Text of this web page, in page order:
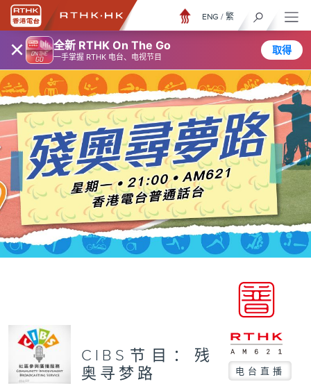
× 全新 RTHK On The Go
一手掌握 RTHK 电台、电视节目
取得
ENG / 繁
CIBS节目：残
奥寻梦路
电台直播